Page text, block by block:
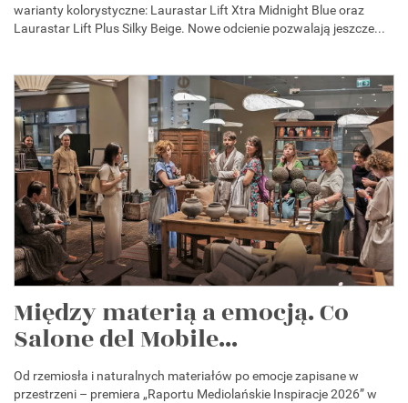
warianty kolorystyczne: Laurastar Lift Xtra Midnight Blue oraz
Laurastar Lift Plus Silky Beige. Nowe odcienie pozwalają jeszcze...
Między materią a emocją. Co
Salone del Mobile...
Od rzemiosła i naturalnych materiałów po emocje zapisane w
przestrzeni – premiera „Raportu Mediolańskie Inspiracje 2026” w